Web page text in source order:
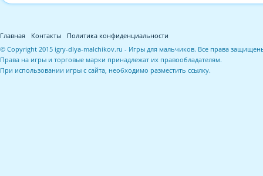
Главная Контакты
Политика конфиденциальности
© Copyright 2015 igry-dlya-malchikov.ru - Игры для мальчиков. Все права
Права на игры и торговые марки принадлежат их правообладателям.
При использовании игры с сайта, необходимо разместить ссылку.